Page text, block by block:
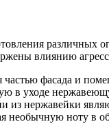
различных
влиянию
частью фасада и
в уходе
из нержавейки
необычную ноту в